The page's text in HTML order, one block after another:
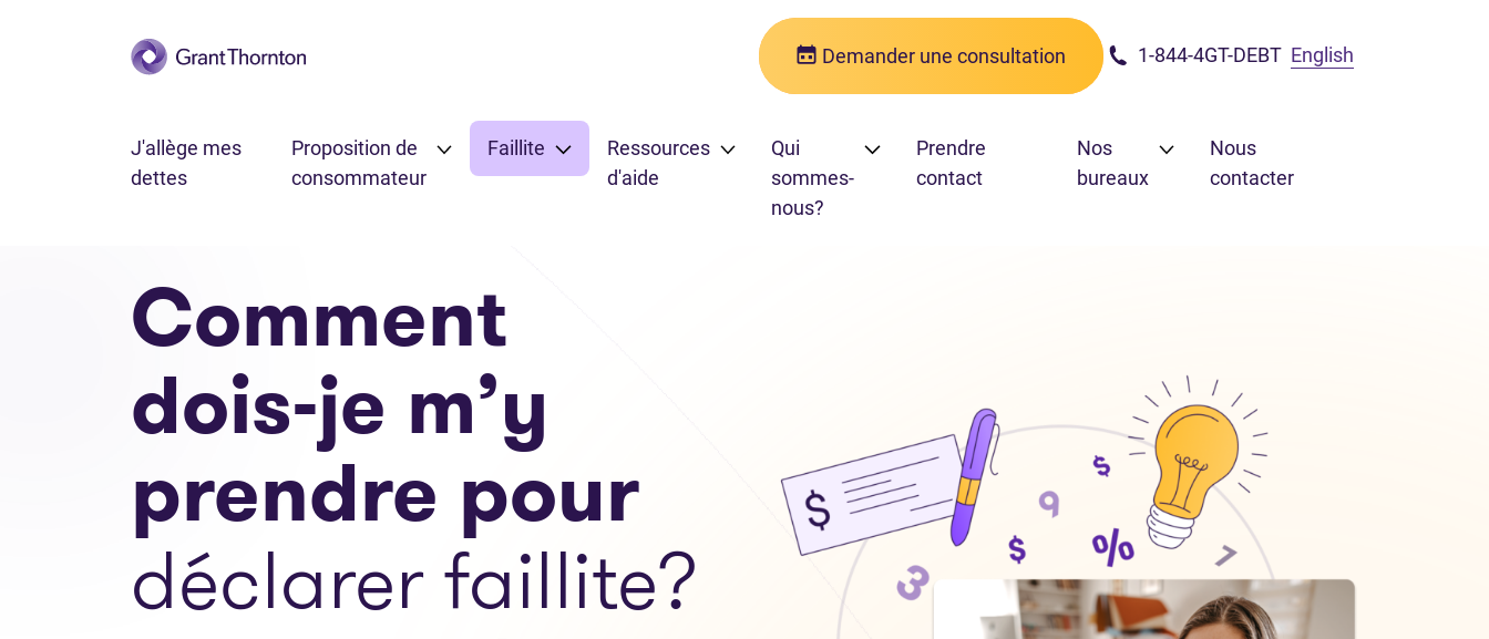
Passer au contenu principal Demander une consultation 1-844-4GT-DEBT English
J'allège mes
dettes
Proposition de
consommateur
Faillite
Ressources
d'aide
Qui
sommes-
nous?
Prendre
contact
Nos
bureaux
Nous
contacter
Comment
dois-je m’y
prendre pour
déclarer faillite?